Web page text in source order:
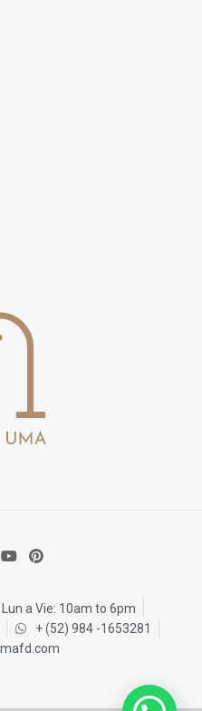
Lun a Vie: 10am to 6pm
+ (52) 984 -1653281